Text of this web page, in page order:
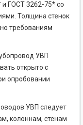
и ГОСТ 3262-75* со
Толщина стенок
требованиям
УВП
открыто с
опробовании
УВП следует
колоннам, стенам